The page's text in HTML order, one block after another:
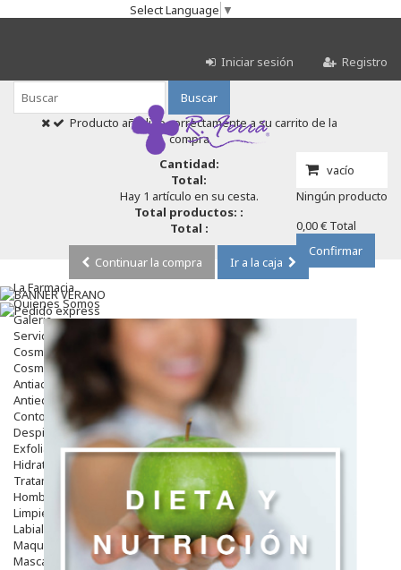
Select Language ▼
Iniciar sesión Registro
Buscar
vacío
Ningún producto
0,00 € Total
Confirmar
Producto añadido correctamente a su carrito de la
compra
Cantidad:
Total:
Hay 1 artículo en su cesta.
Total productos: :
Total :
Continuar la compra
Ir a la caja
La Farmacia
Quienes Somos
Galeria
Servicios
Cosmética
Cosmética Facial
Antiacné
Antiedad
Contorno De Ojos
Despigmentantes
Exfoliantes
Hidratantes
Tratamientos De Noche
Hombre
Limpieza
Labiales
Maquillajes Y Color
Mascarillas